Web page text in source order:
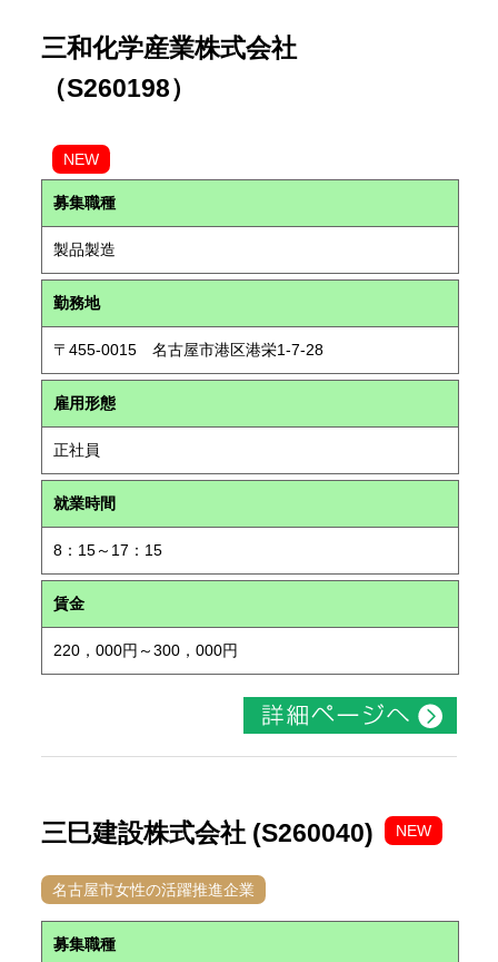
三和化学産業株式会社
（S260198）
NEW
募集職種
製品製造
勤務地
〒455-0015 名古屋市港区港栄1-7-28
雇用形態
正社員
就業時間
8：15～17：15
賃金
220，000円～300，000円
三巳建設株式会社 (S260040) NEW
名古屋市女性の活躍推進企業
募集職種